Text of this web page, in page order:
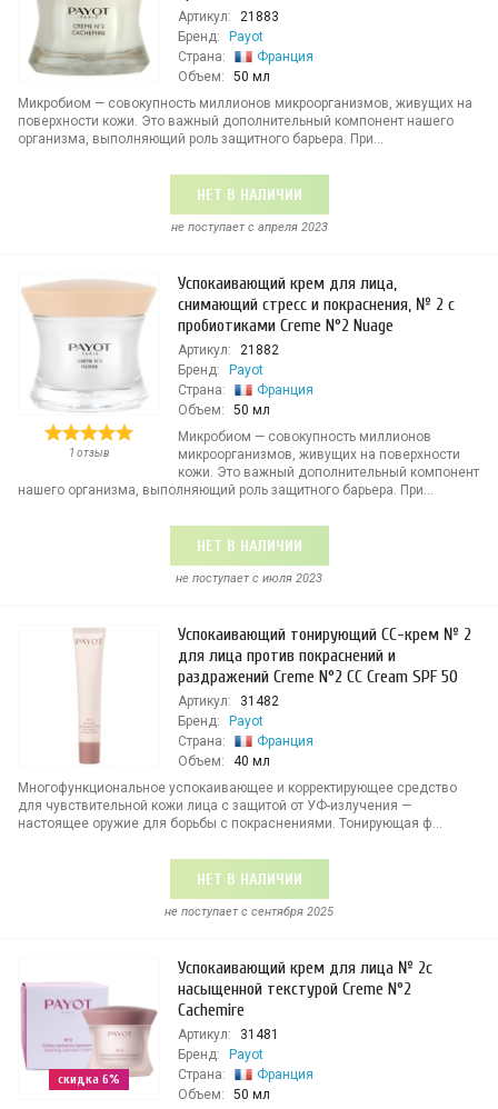
Артикул:
21883
Бренд:
Payot
Страна:
Франция
Объем:
50 мл
Микробиом — совокупность миллионов микроорганизмов, живущих на
поверхности кожи. Это важный дополнительный компонент нашего
организма, выполняющий роль защитного барьера. При...
НЕТ В НАЛИЧИИ
не поступает c апреля 2023
1 отзыв
Успокаивающий крем для лица,
снимающий стресс и покраснения, № 2 с
пробиотиками Creme N°2 Nuage
Артикул:
21882
Бренд:
Payot
Страна:
Франция
Объем:
50 мл
Микробиом — совокупность миллионов
микроорганизмов, живущих на поверхности
кожи. Это важный дополнительный компонент
нашего организма, выполняющий роль защитного барьера. При...
НЕТ В НАЛИЧИИ
не поступает c июля 2023
Успокаивающий тонирующий СС-крем № 2
для лица против покраснений и
раздражений Creme N°2 CC Cream SPF 50
Артикул:
31482
Бренд:
Payot
Страна:
Франция
Объем:
40 мл
Многофункциональное успокаивающее и корректирующее средство
для чувствительной кожи лица с защитой от УФ-излучения —
настоящее оружие для борьбы с покраснениями. Тонирующая ф...
НЕТ В НАЛИЧИИ
не поступает c сентября 2025
скидка 6%
Успокаивающий крем для лица № 2с
насыщенной текстурой Creme N°2
Cachemire
Артикул:
31481
Бренд:
Payot
Страна:
Франция
Объем:
50 мл